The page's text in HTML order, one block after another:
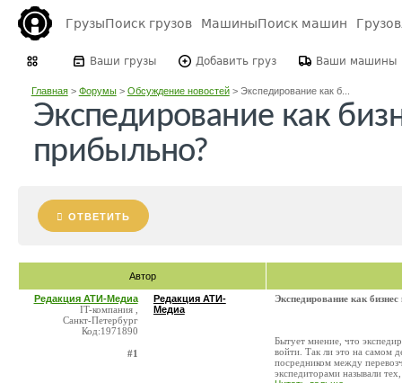
ГрузыПоиск грузов МашиныПоиск машин
Ваши грузы Добавить груз Ваши машины
Главная> Форумы> Обсуждение новостей> Экспедирование как б...
Экспедирование как
прибыльно?
ОТВЕТИТЬ
Автор
Редакция АТИ-Медиа
IT-компания ,
Санкт-Петербург
Код:1971890
#1
Редакция АТИ-
Медиа
Экспедирование как
Бытует мнение, что
войти. Так ли это на самом
посредником между
экспедиторами называли